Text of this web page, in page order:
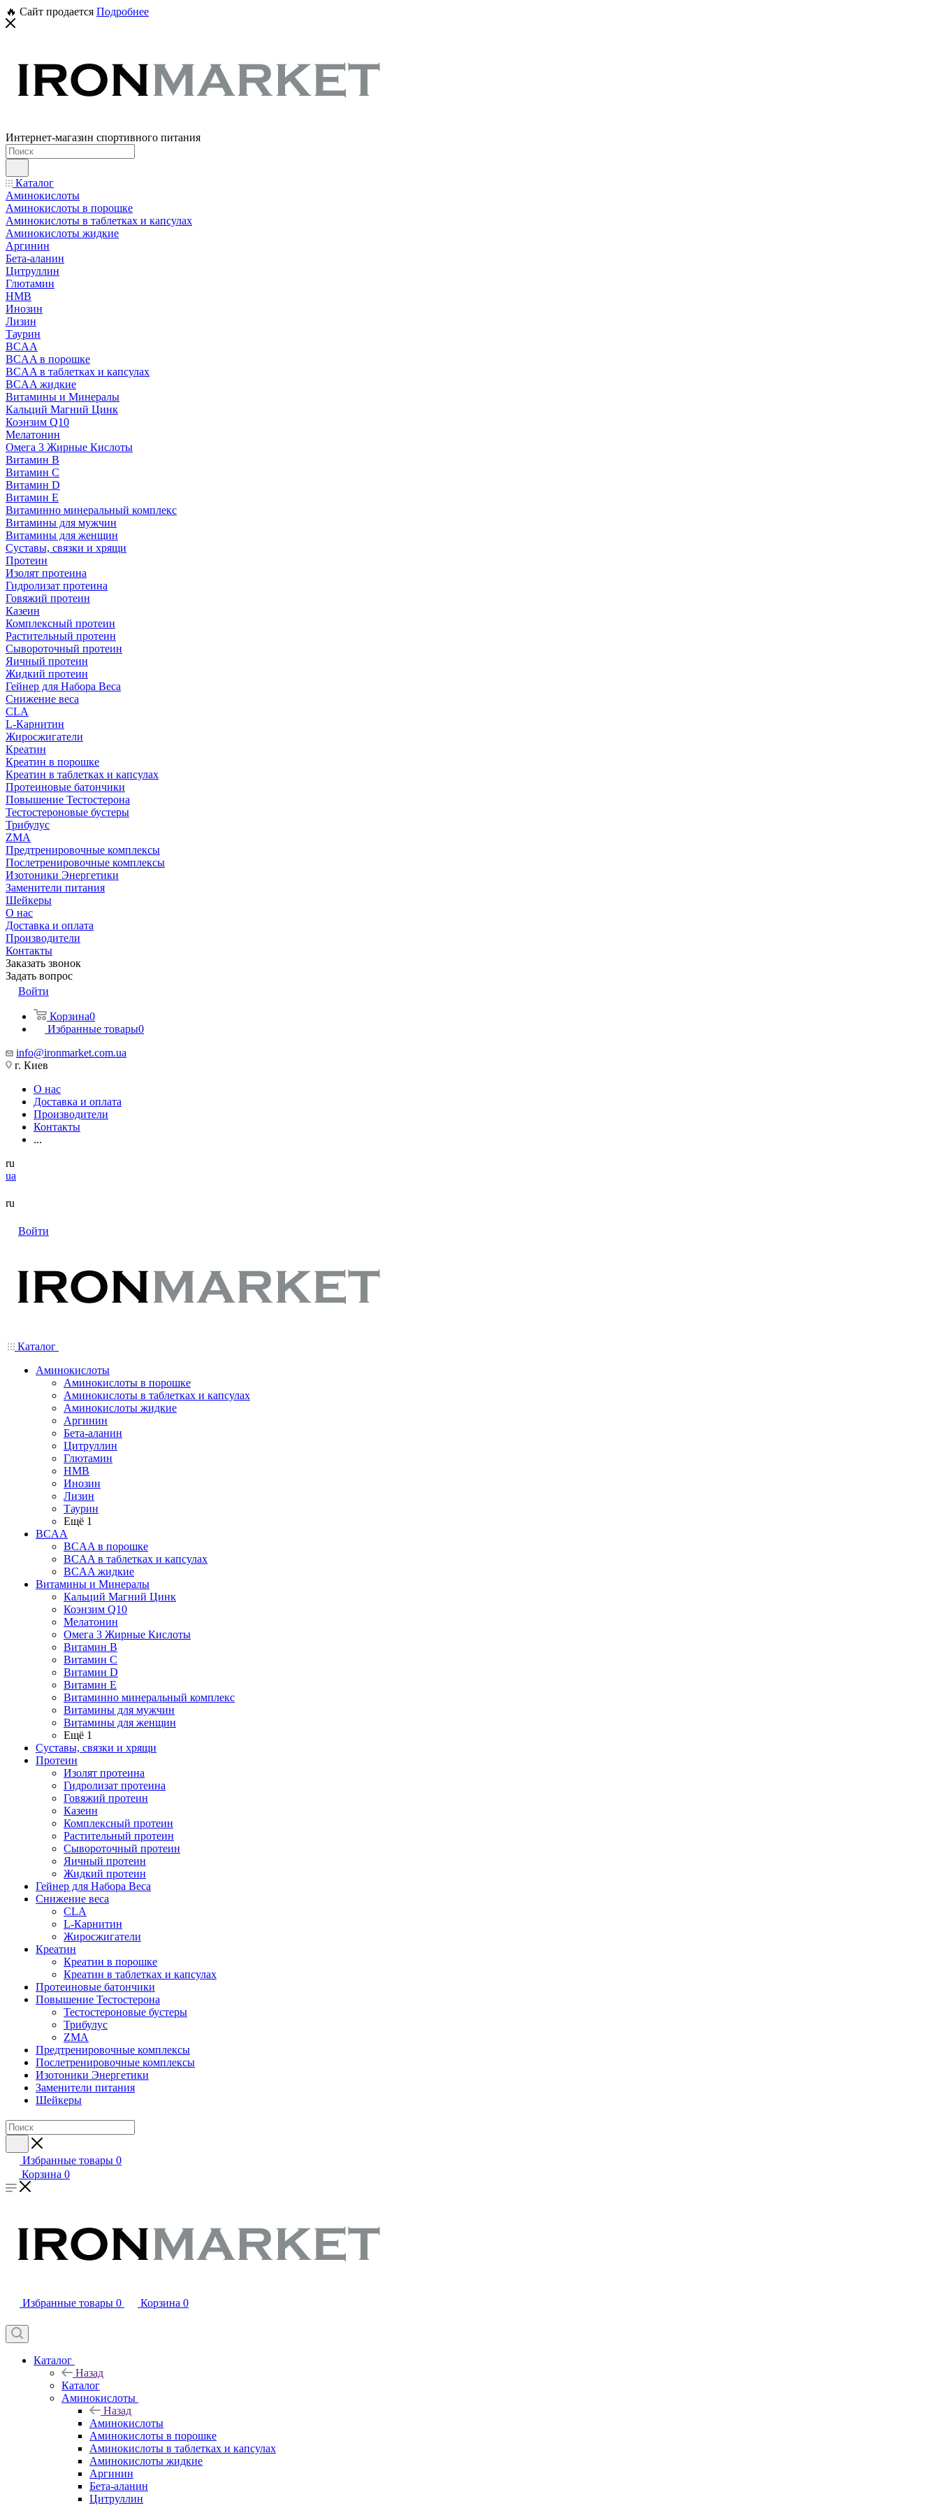
🔥 Сайт продается Подробнее
Интернет-магазин спортивного питания
Каталог
Аминокислоты
Аминокислоты в порошке
Аминокислоты в таблетках и капсулах
Аминокислоты жидкие
Аргинин
Бета-аланин
Цитруллин
Глютамин
HMB
Инозин
Лизин
Таурин
BCAA
BCAA в порошке
BCAA в таблетках и капсулах
BCAA жидкие
Витамины и Минералы
Кальций Магний Цинк
Коэнзим Q10
Мелатонин
Омега 3 Жирные Кислоты
Витамин B
Витамин C
Витамин D
Витамин E
Витаминно минеральный комплекс
Витамины для мужчин
Витамины для женщин
Суставы, связки и хрящи
Протеин
Изолят протеина
Гидролизат протеина
Говяжий протеин
Казеин
Комплексный протеин
Растительный протеин
Сывороточный протеин
Яичный протеин
Жидкий протеин
Гейнер для Набора Веса
Снижение веса
CLA
L-Карнитин
Жиросжигатели
Креатин
Креатин в порошке
Креатин в таблетках и капсулах
Протеиновые батончики
Повышение Тестостерона
Тестостероновые бустеры
Трибулус
ZMA
Предтренировочные комплексы
Послетренировочные комплексы
Изотоники Энергетики
Заменители питания
Шейкеры
О нас
Доставка и оплата
Производители
Контакты
Заказать звонок
Задать вопрос
Войти
Корзина0
Избранные товары0
info@ironmarket.com.ua
г. Киев
О нас
Доставка и оплата
Производители
Контакты
...
ru
ua
ru
Войти
Каталог
Аминокислоты
Аминокислоты в порошке
Аминокислоты в таблетках и капсулах
Аминокислоты жидкие
Аргинин
Бета-аланин
Цитруллин
Глютамин
HMB
Инозин
Лизин
Таурин
Ещё 1
BCAA
BCAA в порошке
BCAA в таблетках и капсулах
BCAA жидкие
Витамины и Минералы
Кальций Магний Цинк
Коэнзим Q10
Мелатонин
Омега 3 Жирные Кислоты
Витамин B
Витамин C
Витамин D
Витамин E
Витаминно минеральный комплекс
Витамины для мужчин
Витамины для женщин
Ещё 1
Суставы, связки и хрящи
Протеин
Изолят протеина
Гидролизат протеина
Говяжий протеин
Казеин
Комплексный протеин
Растительный протеин
Сывороточный протеин
Яичный протеин
Жидкий протеин
Гейнер для Набора Веса
Снижение веса
CLA
L-Карнитин
Жиросжигатели
Креатин
Креатин в порошке
Креатин в таблетках и капсулах
Протеиновые батончики
Повышение Тестостерона
Тестостероновые бустеры
Трибулус
ZMA
Предтренировочные комплексы
Послетренировочные комплексы
Изотоники Энергетики
Заменители питания
Шейкеры
Избранные товары 0
Корзина 0
Избранные товары 0 Корзина 0
Каталог
Назад
Каталог
Аминокислоты
Назад
Аминокислоты
Аминокислоты в порошке
Аминокислоты в таблетках и капсулах
Аминокислоты жидкие
Аргинин
Бета-аланин
Цитруллин